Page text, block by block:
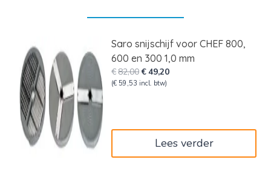
Saro snijschijf voor CHEF 800,
600 en 300 1,0 mm
€82,00Oorspronkelijke
prijs
€49,20Huidige
(€ 59,53 incl. btw)
Lees verder